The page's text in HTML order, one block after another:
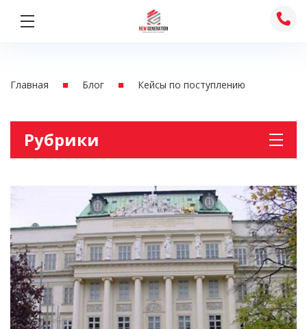
Главная ■ Блог ■ Кейсы по поступлению
Рубрики
Английски для школьников
Английский для взрослых
Без рубрики
Деловой английский
Италия
Канада
Кейсы по поступлению